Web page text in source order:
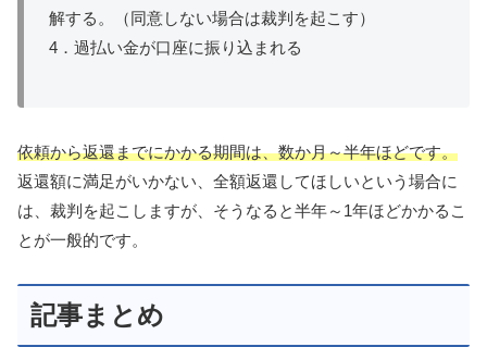
解する。（同意しない場合は裁判を起こす）
4．過払い金が口座に振り込まれる
依頼から返還までにかかる期間は、数か月～半年ほどです。
返還額に満足がいかない、全額返還してほしいという場合に
は、裁判を起こしますが、そうなると半年～1年ほどかかるこ
とが一般的です。
記事まとめ